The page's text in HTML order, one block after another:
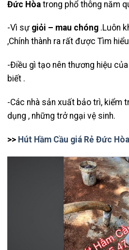
Đức Hòa trong phổ thông năm
-Vì sự giỏi – mau chóng .Luôn
,Chính thành ra rất được Tìm
-Điều gì tạo nên thương hiệu
biết .
-Các nhà sản xuất bảo trì, kiểm
dụng , những trở ngại vệ sinh.
>> Hút Hầm Cầu giá Rẻ Đức